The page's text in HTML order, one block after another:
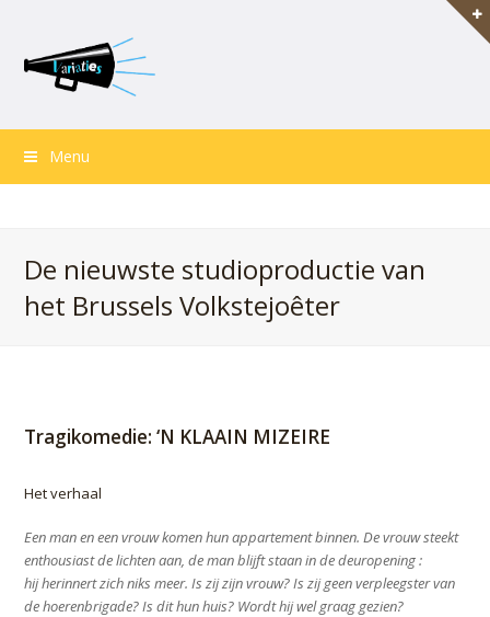
Menu
De nieuwste studioproductie van
het Brussels Volkstejoêter
Tragikomedie: ‘N KLAAIN MIZEIRE
Het verhaal
Een man en een vrouw komen hun appartement binnen. De vrouw steekt
enthousiast de lichten aan, de man blijft staan in de deuropening :
hij herinnert zich niks meer. Is zij zijn vrouw? Is zij geen verpleegster van
de hoerenbrigade? Is dit hun huis? Wordt hij wel graag gezien?